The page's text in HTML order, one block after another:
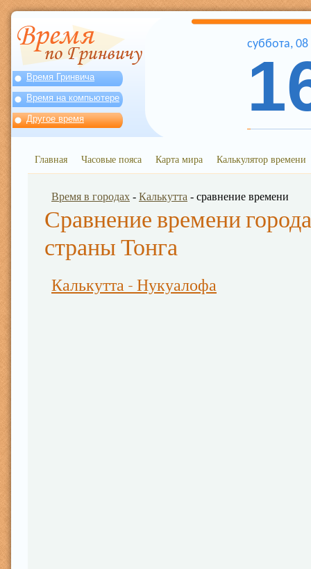
Время Гринвича
Время на компьютере
Другое время
суббота, 08
Главная Часовые пояса Карта мира Калькулятор времени
Время в городах - Калькутта - сравнение времени
Сравнение времени
страны Тонга
Калькутта - Нукуалофа